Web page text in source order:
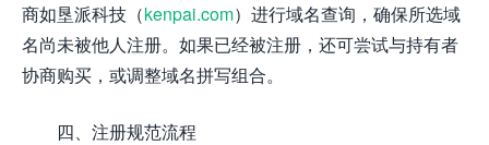
商如垦派科技（kenpai.com）进行域名查询，确保所选域
名尚未被他人注册。如果已经被注册，还可尝试与持有者
协商购买，或调整域名拼写组合。
四、注册规范流程